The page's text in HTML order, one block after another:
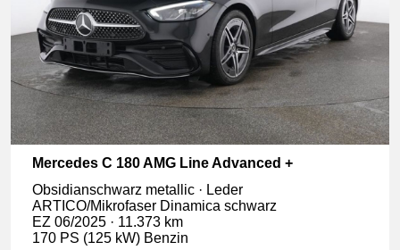
Mercedes C 180 AMG Line Advanced +
Obsidianschwarz metallic · Leder
ARTICO/Mikrofaser Dinamica schwarz
EZ 06/2025 · 11.373 km
170 PS (125 kW) Benzin